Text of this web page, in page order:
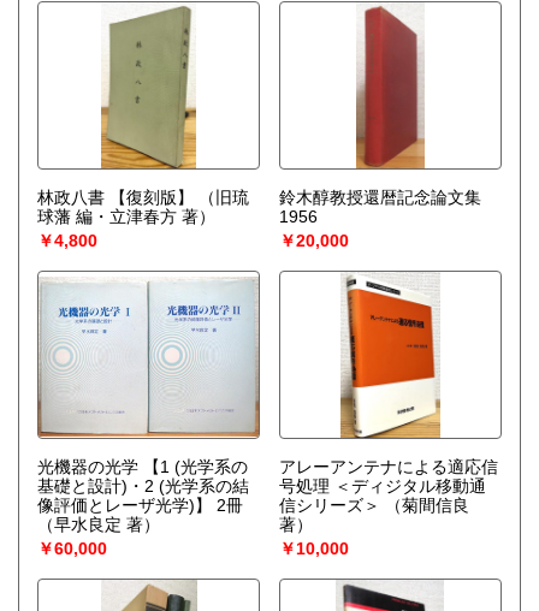
林政八書 【復刻版】
（旧琉
球藩 編・立津春方 著）
￥4,800
鈴木醇教授還暦記念論文集
1956
￥20,000
光機器の光学 【1 (光学系の
基礎と設計)・2 (光学系の結
像評価とレーザ光学)】 2冊
（早水良定 著）
￥60,000
アレーアンテナによる適応信
号処理 ＜ディジタル移動通
信シリーズ＞
（菊間信良
著）
￥10,000